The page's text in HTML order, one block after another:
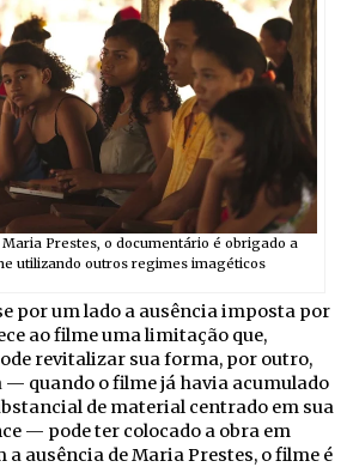
Maria Prestes, o documentário é obrigado a
utilizando outros regimes imagéticos
por um lado a ausência imposta por
ao filme uma limitação que,
revitalizar sua forma, por outro,
— quando o filme já havia acumulado
de material centrado em sua
— pode ter colocado a obra em
ausência de Maria Prestes, o filme é